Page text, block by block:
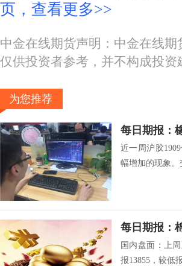
页，查看更多>>
中金在线期货声明：中金在线
仅供投资者参考，并不构成投
为您推荐
近一周沪胶
幅增加的现象
国内盘面：上
报13855，较低